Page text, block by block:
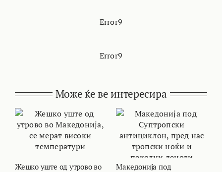
Error9
Error9
Може ќе ве интересира
Жешко уште од утрово во
Македонија под